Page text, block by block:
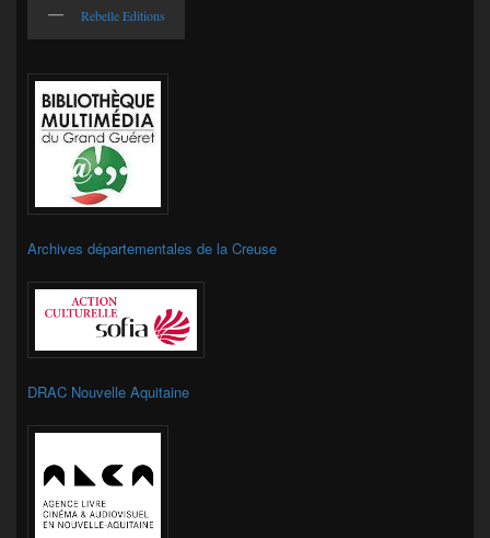
Rebelle Editions
Archives départementales de la Creuse
DRAC Nouvelle Aquitaine